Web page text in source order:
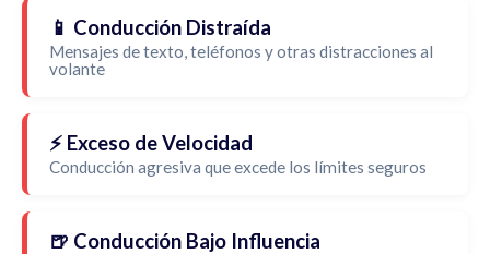
📱 Conducción Distraída
Mensajes de texto, teléfonos y otras distracciones al
volante
⚡ Exceso de Velocidad
Conducción agresiva que excede los límites seguros
🍺 Conducción Bajo Influencia